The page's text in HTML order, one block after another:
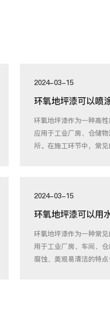
2024-03-15
环氧地坪漆可以喷
环氧地坪漆作为一种高
应用于工业厂房、仓储
所。在施工环节中，常
2024-03-15
环氧地坪漆可以用
环氧地坪漆作为一种常
用于工业厂房、车间、
腐蚀、美观易清洁的特